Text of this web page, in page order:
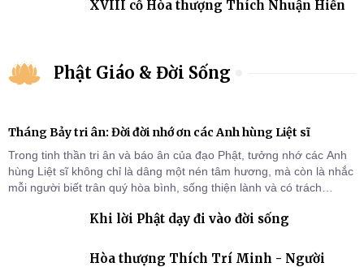
XVIII cố Hòa thượng Thích Nhuận Hiền
Phật Giáo & Đời Sống
Tháng Bảy tri ân: Đời đời nhớ ơn các Anh hùng Liệt sĩ
Trong tinh thần tri ân và báo ân của đạo Phật, tưởng nhớ các Anh
hùng Liệt sĩ không chỉ là dâng một nén tâm hương, mà còn là nhắc
mỗi người biết trân quý hòa bình, sống thiện lành và có trách
Khi lời Phật dạy đi vào đời sống
Hòa thượng Thích Trí Minh - Người